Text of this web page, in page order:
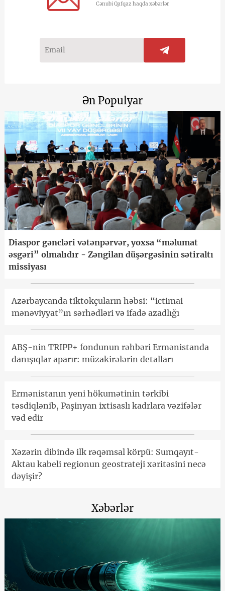
Cənubi Qafqaz haqda xəbərlər
Ən Populyar
Diaspor gəncləri vətənpərvər, yoxsa “məlumat
əsgəri” olmalıdır - Zəngilan düşərgəsinin sətiraltı
missiyası
Azərbaycanda tiktokçuların həbsi: “ictimai
mənəviyyat”ın sərhədləri və ifadə azadlığı
ABŞ-nin TRIPP+ fondunun rəhbəri Ermənistanda
danışıqlar aparır: müzakirələrin detalları
Ermənistanın yeni hökumətinin tərkibi
təsdiqlənib, Paşinyan ixtisaslı kadrlara vəzifələr
vəd edir
Xəzərin dibində ilk rəqəmsal körpü: Sumqayıt-
Aktau kabeli regionun geostrateji xəritəsini necə
dəyişir?
Xəbərlər